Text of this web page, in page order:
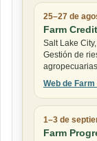
25–27 de
Farm
Salt Lake
Gestión de
Web de
1–3 de
Farm